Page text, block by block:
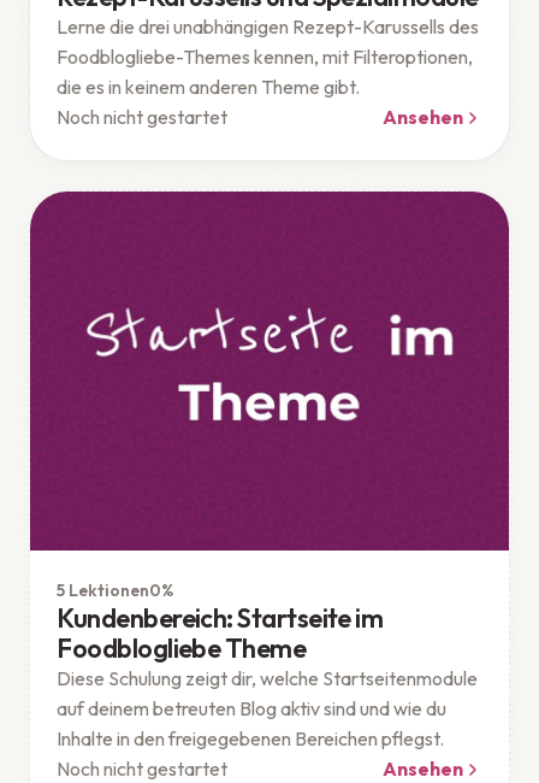
Lerne die drei unabhängigen Rezept-Karussells des
Foodblogliebe-Themes kennen, mit Filteroptionen,
die es in keinem anderen Theme gibt.
Noch nicht gestartet
Ansehen
5 Lektionen0%
Kundenbereich: Startseite im
Foodblogliebe Theme
Diese Schulung zeigt dir, welche Startseitenmodule
auf deinem betreuten Blog aktiv sind und wie du
Inhalte in den freigegebenen Bereichen pflegst.
Noch nicht gestartet
Ansehen